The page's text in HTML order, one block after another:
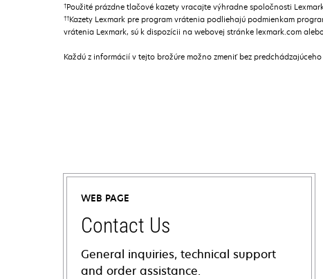
†Použité prázdne tlačové kazety vracajte výhradne spoločnosti
††Kazety Lexmark pre program vrátenia podliehajú podmienkam
vrátenia Lexmark, sú k dispozícii na webovej stránke lexmark.com
Každú z informácií v tejto brožúre možno zmeniť bez
WEB PAGE
Contact Us
General inquiries, technical support
and order assistance.